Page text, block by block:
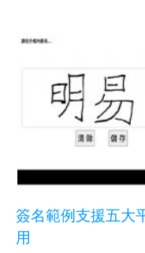
簽名範例支援五大
用